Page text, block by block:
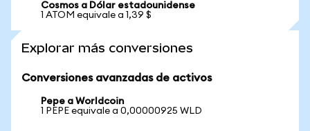
Cosmos a Dólar estadounidense
1 ATOM equivale a 1,39 $
Explorar más conversiones
Conversiones avanzadas de activos
Pepe a Worldcoin
1 PEPE equivale a 0,00000925 WLD